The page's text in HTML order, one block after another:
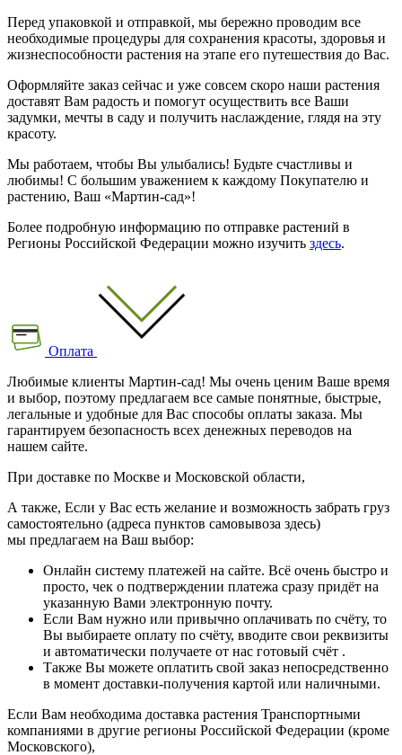
Перед упаковкой и отправкой, мы бережно проводим все
необходимые процедуры для сохранения красоты, здоровья и
жизнеспособности растения на этапе его путешествия до Вас.
Оформляйте заказ сейчас и уже совсем скоро наши растения
доставят Вам радость и помогут осуществить все Ваши
задумки, мечты в саду и получить наслаждение, глядя на эту
красоту.
Мы работаем, чтобы Вы улыбались! Будьте счастливы и
любимы! С большим уважением к каждому Покупателю и
растению, Ваш «Мартин-сад»!
Более подробную информацию по отправке растений в
Регионы Российской Федерации можно изучить здесь.
Оплата
Любимые клиенты Мартин-сад! Мы очень ценим Ваше время
и выбор, поэтому предлагаем все самые понятные, быстрые,
легальные и удобные для Вас способы оплаты заказа. Мы
гарантируем безопасность всех денежных переводов на
нашем сайте.
При доставке по Москве и Московской области,
А также, Если у Вас есть желание и возможность забрать груз
самостоятельно (адреса пунктов самовывоза здесь)
мы предлагаем на Ваш выбор:
Онлайн систему платежей на сайте. Всё очень быстро и
просто, чек о подтверждении платежа сразу придёт на
указанную Вами электронную почту.
Если Вам нужно или привычно оплачивать по счёту, то
Вы выбираете оплату по счёту, вводите свои реквизиты
и автоматически получаете от нас готовый счёт .
Также Вы можете оплатить свой заказ непосредственно
в момент доставки-получения картой или наличными.
Если Вам необходима доставка растения Транспортными
компаниями в другие регионы Российской Федерации (кроме
Московского),